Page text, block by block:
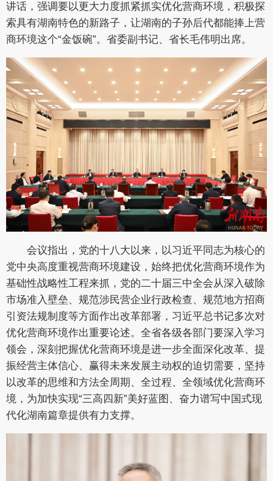
讲话，强调要以更大力度抓紧抓实优化营商环境，积极探
索具有湖南特色的新路子，让湖南的子孙后代都能捧上营
商环境这个“金饭碗”。省委副书记、省长毛伟明出席。
会议指出，党的十八大以来，以习近平同志为核心的
党中央高度重视营商环境建设，始终把优化营商环境作为
基础性战略性工程来抓，党的二十届三中全会从深入破除
市场准入壁垒、规范涉民营企业行政检查、规范地方招商
引资法规制度等方面作出改革部署，习近平总书记多次对
优化营商环境作出重要论述。全省各级各部门要深入学习
领会，深刻把握优化营商环境是进一步全面深化改革、提
振经营主体信心、赢得未来发展主动权的迫切需要，坚持
以改革的思维和方法全周期、全过程、全领域优化营商环
境，为加快实现“三高四新”美好蓝图、奋力谱写中国式现
代化湖南篇章提供有力支撑。